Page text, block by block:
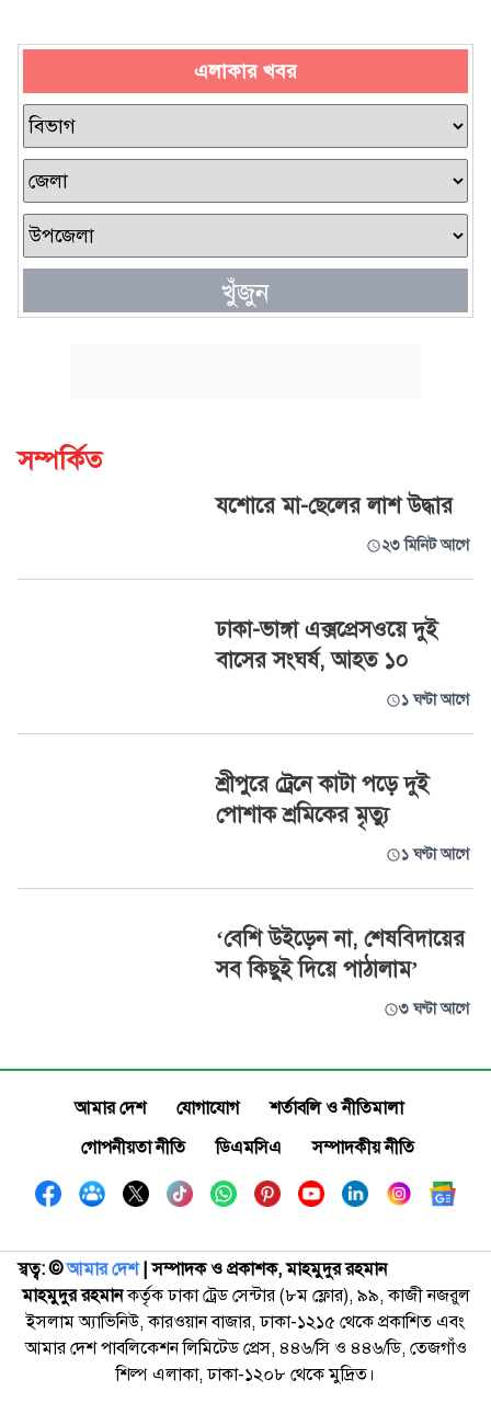
এলাকার খবর
খুঁজুন
সম্পর্কিত
যশোরে মা-ছেলের লাশ উদ্ধার
২৩ মিনিট আগে
ঢাকা-ভাঙ্গা এক্সপ্রেসওয়ে দুই
বাসের সংঘর্ষ, আহত ১০
১ ঘণ্টা আগে
শ্রীপুরে ট্রেনে কাটা পড়ে দুই
পোশাক শ্রমিকের মৃত্যু
১ ঘণ্টা আগে
‘বেশি উইড়েন না, শেষবিদায়ের
সব কিছুই দিয়ে পাঠালাম’
৩ ঘণ্টা আগে
আমার দেশ যোগাযোগ
শর্তাবলি ও নীতিমালা
গোপনীয়তা নীতি
ডিএমসিএ সম্পাদকীয় নীতি
স্বত্ব: ©️আমার দেশ| সম্পাদক ও প্রকাশক, মাহমুদুর রহমান
মাহমুদুর রহমানকর্তৃক ঢাকা ট্রেড সেন্টার (৮ম ফ্লোর), ৯৯, কাজী নজরুল
ইসলাম অ্যাভিনিউ, কারওয়ান বাজার, ঢাকা-১২১৫ থেকে প্রকাশিত এবং
আমার দেশ পাবলিকেশন লিমিটেড প্রেস, ৪৪৬/সি ও ৪৪৬/ডি, তেজগাঁও
শিল্প এলাকা, ঢাকা-১২০৮ থেকে মুদ্রিত।